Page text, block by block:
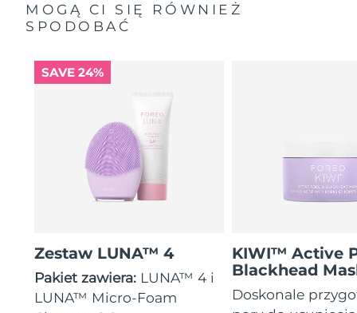
MOGĄ CI SIĘ RÓWNIEŻ
SPODOBAĆ
SAVE 24%
Zestaw LUNA™ 4
Pakiet zawiera: LUNA™ 4 i
LUNA™ Micro-Foam
KIWI™ Active
Blackhead
Doskonale